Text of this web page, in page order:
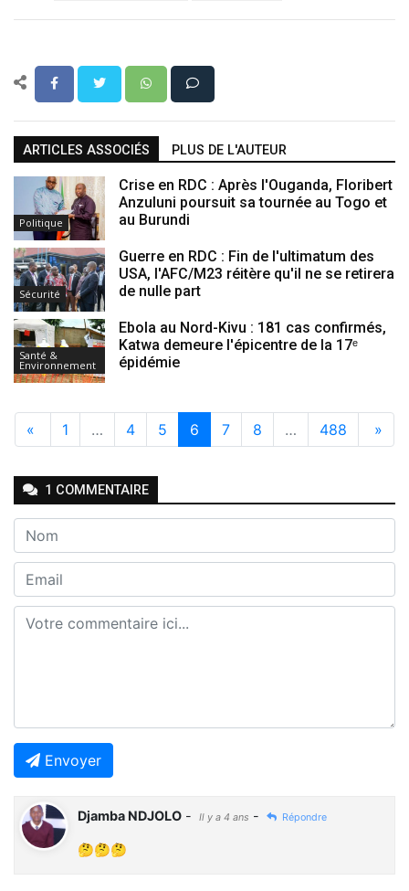
ARTICLES ASSOCIÉS PLUS DE L'AUTEUR
Politique
Crise en RDC : Après l'Ouganda, Floribert
Anzuluni poursuit sa tournée au Togo et
au Burundi
Sécurité
Guerre en RDC : Fin de l'ultimatum des
USA, l'AFC/M23 réitère qu'il ne se retirera
de nulle part
Santé &
Environnement
Ebola au Nord-Kivu : 181 cas confirmés,
Katwa demeure l'épicentre de la 17ᵉ
épidémie
« 1 … 4 5 6 7 8 … 488 »
1 COMMENTAIRE
Envoyer
Djamba NDJOLO - Il y a 4 ans - Répondre
🤔🤔🤔